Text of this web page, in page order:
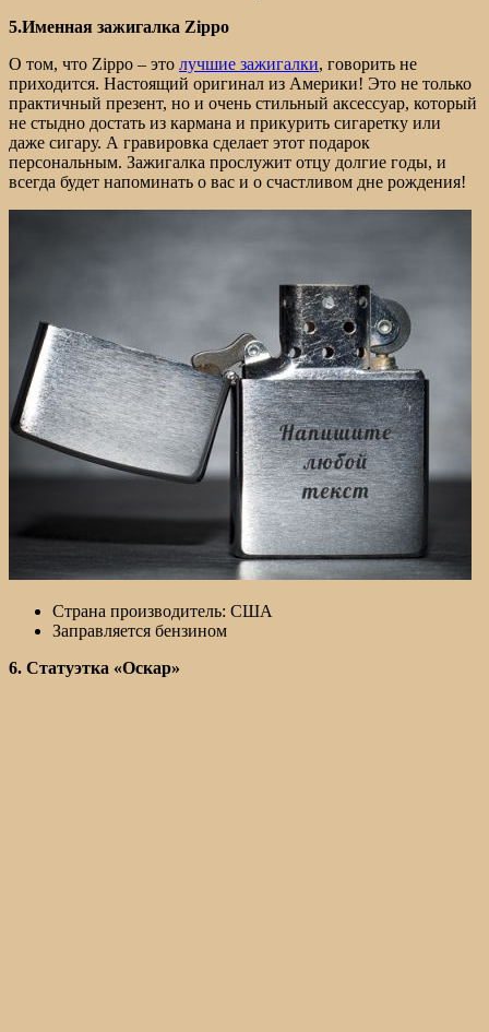
5.Именная зажигалка Zippo
О том, что Zippo – это лучшие зажигалки, говорить не
приходится. Настоящий оригинал из Америки! Это не только
практичный презент, но и очень стильный аксессуар, который
не стыдно достать из кармана и прикурить сигаретку или
даже сигару. А гравировка сделает этот подарок
персональным. Зажигалка прослужит отцу долгие годы, и
всегда будет напоминать о вас и о счастливом дне рождения!
Страна производитель: США
Заправляется бензином
6. Статуэтка «Оскар»